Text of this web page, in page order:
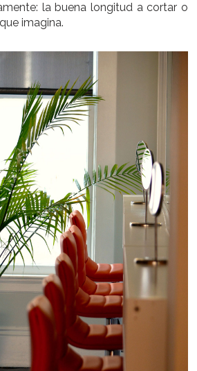
la buena longitud a cortar o
imagina.